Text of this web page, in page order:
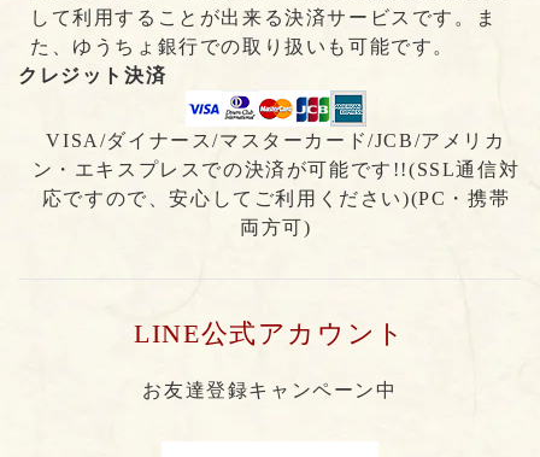
して利用することが出来る決済サービスです。ま
た、ゆうちょ銀行での取り扱いも可能です。
クレジット決済
VISA/ダイナース/マスターカード/JCB/アメリカ
ン・エキスプレスでの決済が可能です!!(SSL通信対
応ですので、安心してご利用ください)(PC・携帯
両方可)
LINE公式アカウント
お友達登録キャンペーン中